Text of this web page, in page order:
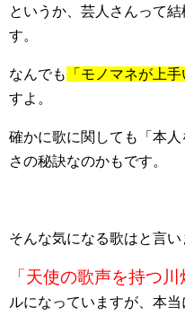
というか、芸人さんって結
す。
なんでも 「モノマネが上
すよ。
確かに歌に関しても「本
さの秘訣なのかもです。
そんな気になる歌はと言い
「天使の歌声を持つ川
ルになっていますが、本当